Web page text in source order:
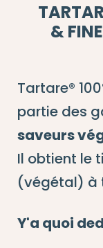
&
Tartare®
partie des
saveurs
Il obtient le
(végétal) à
Y'a quoi